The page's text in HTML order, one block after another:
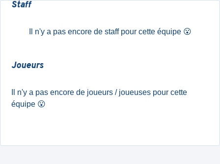
Staff
Il n'y a pas encore de staff pour cette équipe 😮
Joueurs
Il n'y a pas encore de joueurs / joueuses pour cette
équipe 😮